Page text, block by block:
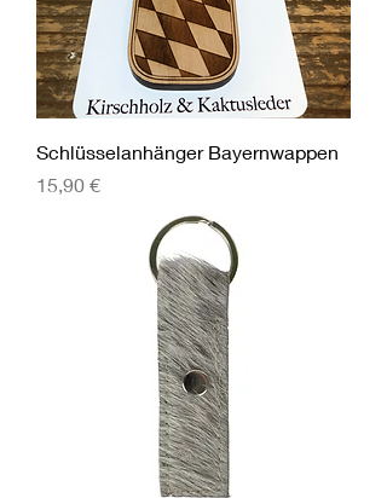
Schlüsselanhänger Bayernwappen
Preis
15,90 €